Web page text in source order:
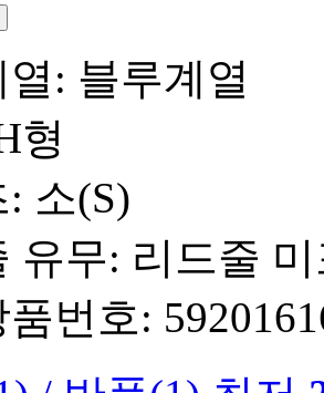
: 블루계열
형
소(S)
유무: 리드줄
번호: